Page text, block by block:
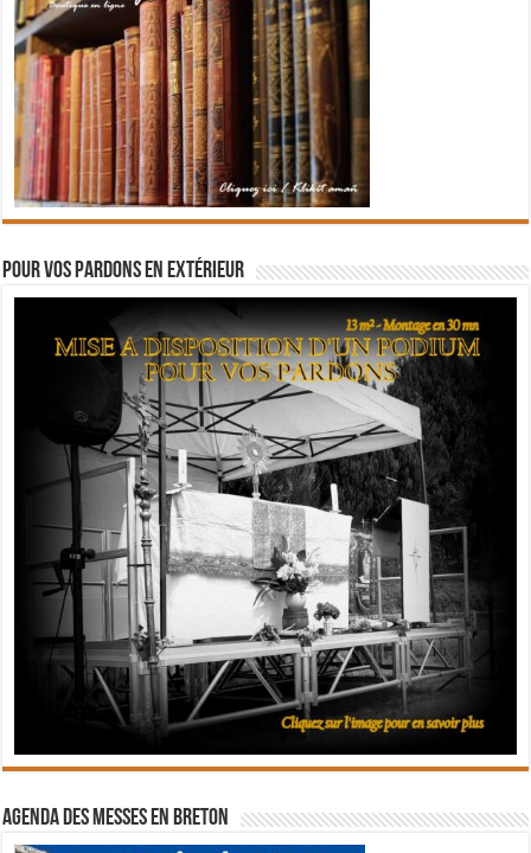
Pour vos pardons en extérieur
Agenda des messes en breton